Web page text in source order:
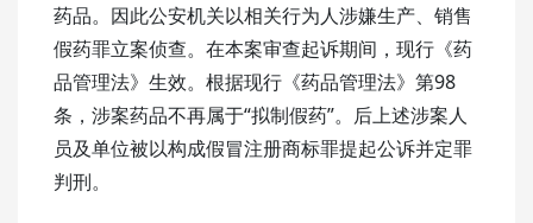
药品。因此公安机关以相关行为人涉嫌生产、销售
假药罪立案侦查。在本案审查起诉期间，现行《药
品管理法》生效。根据现行《药品管理法》第98
条，涉案药品不再属于“拟制假药”。后上述涉案人
员及单位被以构成假冒注册商标罪提起公诉并定罪
判刑。